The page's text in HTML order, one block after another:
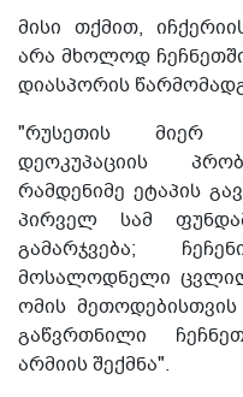
მისი თქმით,
არა მხოლოდ
დიასპორის
"რუსეთის მიერ
დეოკუპაციის
რამდენიმე ეტაპის
პირველ სამ
გამარჯვება;
მოსალოდნელი
ომის
გაწვრთნილი
არმიის შექმნა".